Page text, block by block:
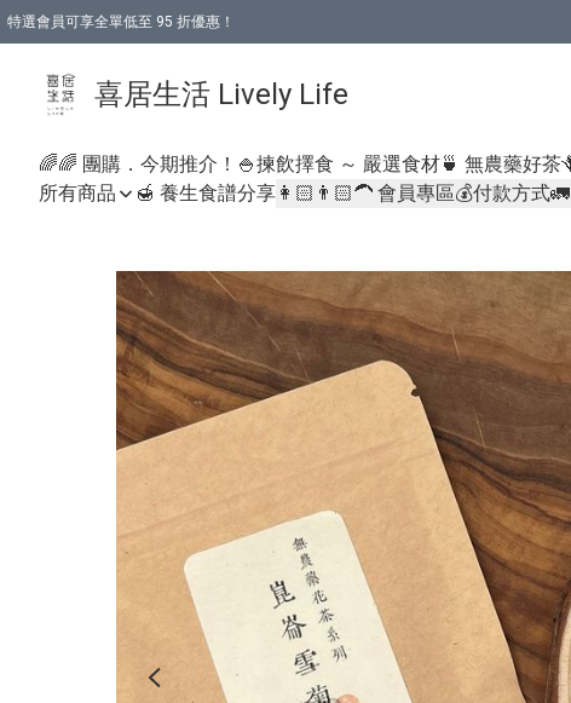
特選會員可享全單低至 95 折優惠！
喜居生活 Lively Life
🌈🌈 團購．今期推介！ 🍚揀飲擇食 ～ 嚴選食材🍵 無農藥好茶
所有商品
🍯 養生食譜分享 👩🏻👨🏻‍🦱 會員專區💰付款方式